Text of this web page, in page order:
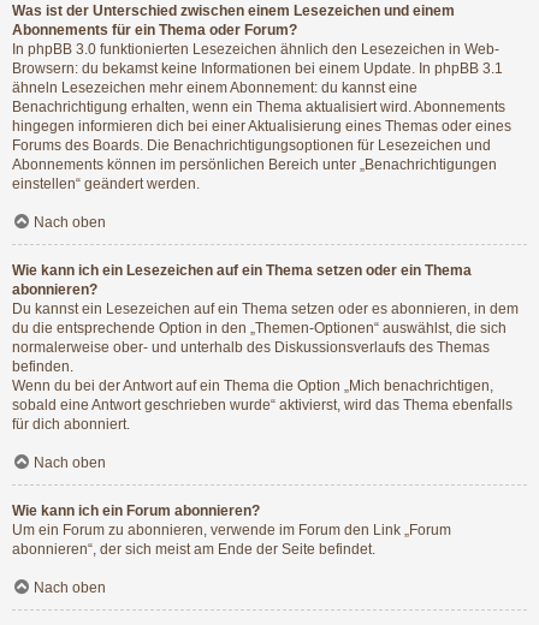
Was ist der Unterschied zwischen einem Lesezeichen und einem
Abonnements für ein Thema oder Forum?
In phpBB 3.0 funktionierten Lesezeichen ähnlich den Lesezeichen in Web-
Browsern: du bekamst keine Informationen bei einem Update. In phpBB 3.1
ähneln Lesezeichen mehr einem Abonnement: du kannst eine
Benachrichtigung erhalten, wenn ein Thema aktualisiert wird. Abonnements
hingegen informieren dich bei einer Aktualisierung eines Themas oder eines
Forums des Boards. Die Benachrichtigungsoptionen für Lesezeichen und
Abonnements können im persönlichen Bereich unter „Benachrichtigungen
einstellen“ geändert werden.
Nach oben
Wie kann ich ein Lesezeichen auf ein Thema setzen oder ein Thema
abonnieren?
Du kannst ein Lesezeichen auf ein Thema setzen oder es abonnieren, in dem
du die entsprechende Option in den „Themen-Optionen“ auswählst, die sich
normalerweise ober- und unterhalb des Diskussionsverlaufs des Themas
befinden.
Wenn du bei der Antwort auf ein Thema die Option „Mich benachrichtigen,
sobald eine Antwort geschrieben wurde“ aktivierst, wird das Thema ebenfalls
für dich abonniert.
Nach oben
Wie kann ich ein Forum abonnieren?
Um ein Forum zu abonnieren, verwende im Forum den Link „Forum
abonnieren“, der sich meist am Ende der Seite befindet.
Nach oben